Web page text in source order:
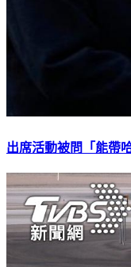
出席活動被問「能帶